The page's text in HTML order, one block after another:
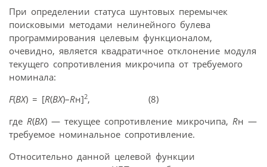
При определении статуса шунтовых перемычек
поисковыми методами нелинейного булева
программирования целевым функционалом,
очевидно, является квадратичное отклонение модуля
текущего сопротивления микрочипа от требуемого
номинала:
F(BX) = [R(BX)–Rн]2, (8)
где R(BX) — текущее сопротивление микрочипа, Rн —
требуемое номинальное сопротивление.
Относительно данной целевой функции